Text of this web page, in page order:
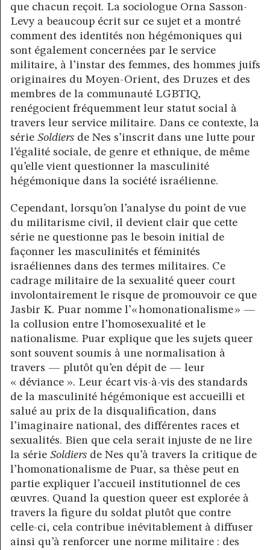
que chacun reçoit. La sociologue Orna Sasson-
Levy a beaucoup écrit sur ce sujet et a montré
comment des identités non hégémoniques qui
sont également concernées par le service
militaire, à l’instar des femmes, des hommes juifs
originaires du Moyen-Orient, des Druzes et des
membres de la communauté LGBTIQ,
renégocient fréquemment leur statut social à
travers leur service militaire. Dans ce contexte, la
série Soldiers de Nes s’inscrit dans une lutte pour
l’égalité sociale, de genre et ethnique, de même
qu’elle vient questionner la masculinité
hégémonique dans la société israélienne.
Cependant, lorsqu’on l’analyse du point de vue
du militarisme civil, il devient clair que cette
série ne questionne pas le besoin initial de
façonner les masculinités et féminités
israéliennes dans des termes militaires. Ce
cadrage militaire de la sexualité queer court
involontairement le risque de promouvoir ce que
Jasbir K. Puar nomme l’« homonationalisme » —
la collusion entre l’homosexualité et le
nationalisme. Puar explique que les sujets queer
sont souvent soumis à une normalisation à
travers — plutôt qu’en dépit de — leur
« déviance ». Leur écart vis-à-vis des standards
de la masculinité hégémonique est accueilli et
salué au prix de la disqualification, dans
l’imaginaire national, des différentes races et
sexualités. Bien que cela serait injuste de ne lire
la série Soldiers de Nes qu’à travers la critique de
l’homonationalisme de Puar, sa thèse peut en
partie expliquer l’accueil institutionnel de ces
œuvres. Quand la question queer est explorée à
travers la figure du soldat plutôt que contre
celle-ci, cela contribue inévitablement à diffuser
ainsi qu’à renforcer une norme militaire : des